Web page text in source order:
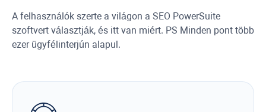
A felhasználók szerte a világon a SEO PowerSuite
szoftvert választják, és itt van miért. PS Minden pont több
ezer ügyfélinterjún alapul.